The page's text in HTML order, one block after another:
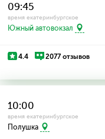
09:45
время екатеринбургское
Южный автовокзал
4.4 2077 отзывов
10:00
время екатеринбургское
Полушка